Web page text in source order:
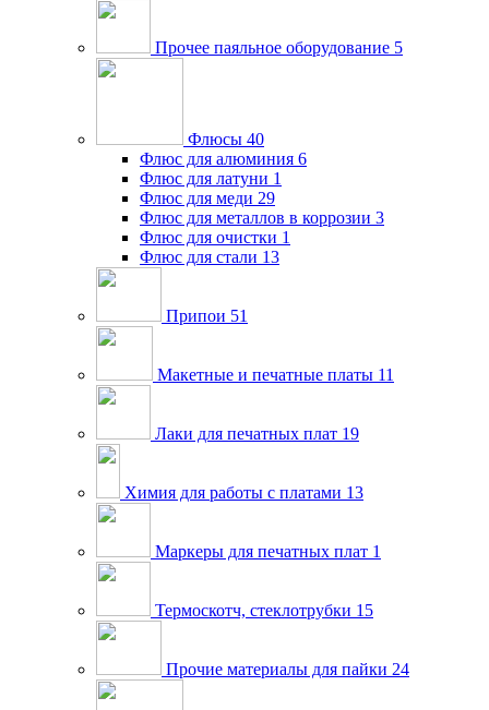
Прочее паяльное оборудование 5
Флюсы 40
Флюс для алюминия 6
Флюс для латуни 1
Флюс для меди 29
Флюс для металлов в коррозии 3
Флюс для очистки 1
Флюс для стали 13
Припои 51
Макетные и печатные платы 11
Лаки для печатных плат 19
Химия для работы с платами 13
Маркеры для печатных плат 1
Термоскотч, стеклотрубки 15
Прочие материалы для пайки 24